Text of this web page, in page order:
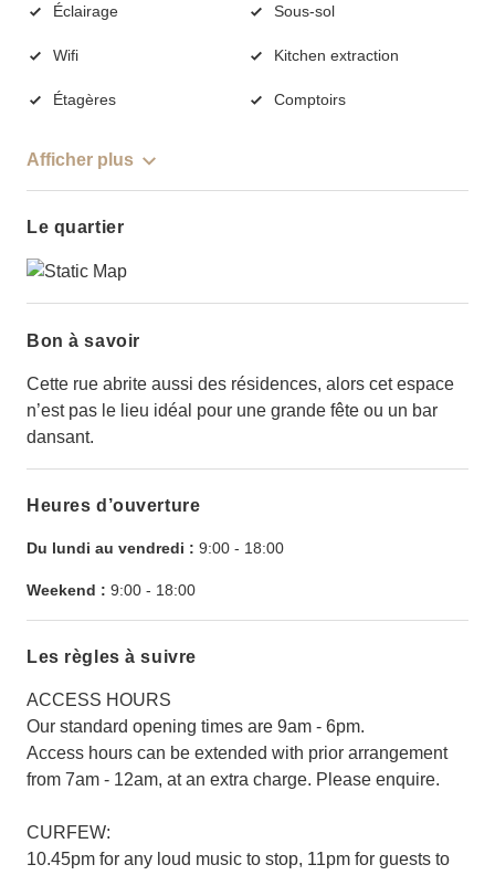
Éclairage Sous-sol
Wifi Kitchen extraction
Étagères Comptoirs
Afficher plus
Le quartier
Bon à savoir
Cette rue abrite aussi des résidences, alors cet espace
n’est pas le lieu idéal pour une grande fête ou un bar
dansant.
Heures d’ouverture
Du lundi au vendredi : 9:00 - 18:00
Weekend : 9:00 - 18:00
Les règles à suivre
ACCESS HOURS
Our standard opening times are 9am - 6pm.
Access hours can be extended with prior arrangement
from 7am - 12am, at an extra charge. Please enquire.
CURFEW:
10.45pm for any loud music to stop, 11pm for guests to